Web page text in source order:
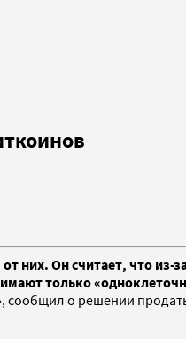
них. Он считает, что из-
только
о решении